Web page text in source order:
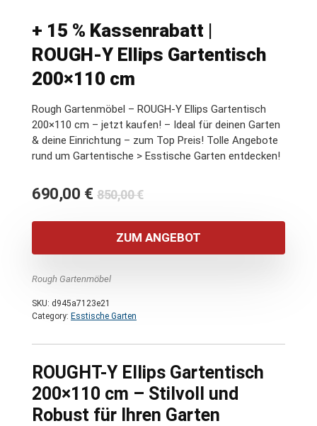
+ 15 % Kassenrabatt |
ROUGH-Y Ellips Gartentisch
200×110 cm
Rough Gartenmöbel – ROUGH-Y Ellips Gartentisch
200×110 cm – jetzt kaufen! – Ideal für deinen Garten
& deine Einrichtung – zum Top Preis! Tolle Angebote
rund um Gartentische > Esstische Garten entdecken!
850,00€Ursprünglicher
war:
850,00 €
690,00 €
Aktueller
ist:
690,00 €.
ZUM ANGEBOT
Rough Gartenmöbel
SKU: d945a7123e21
Category: Esstische Garten
ROUGHT-Y Ellips Gartentisch
200×110 cm – Stilvoll und
Robust für Ihren Garten